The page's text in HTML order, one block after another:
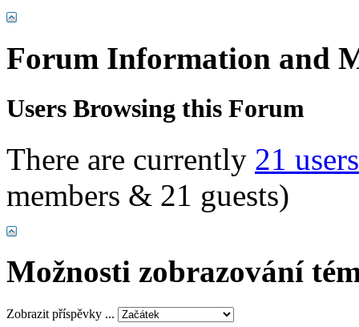
Forum Information and
Users Browsing this Forum
There are currently 21
members & 21 guests)
Možnosti zobrazování
Zobrazit příspěvky ...